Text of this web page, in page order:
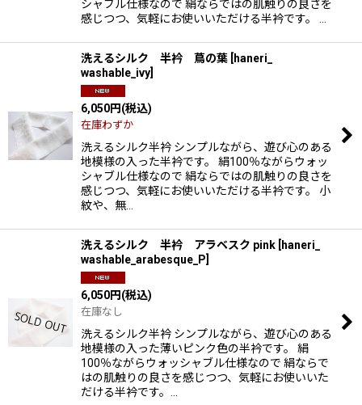
シャブル仕様なので 絹ならではの肌触りの良さを
感じつつ、気軽にお使いいただける半衿です。 …
洗えるシルク 半衿 蔦の葉
haneri_
washable_ivy
6,050円(税込)
在庫わずか
洗えるシルク半衿 シンプルながら、遊び心のある
地模様の入った半衿です。 絹100％ながらウォッ
シャブル仕様なので 絹ならではの肌触りの良さを
感じつつ、気軽にお使いいただける半衿です。 小
紋や、無…
洗えるシルク 半衿 アラベスク pink
haneri_
washable_arabesque_P
6,050円(税込)
在庫なし
洗えるシルク半衿 シンプルながら、遊び心のある
地模様の入った薄いピンク色の半衿です。 絹
100％ながらウォッシャブル仕様なので 絹ならで
はの肌触りの良さを感じつつ、気軽にお使いいた
だける半衿です。…